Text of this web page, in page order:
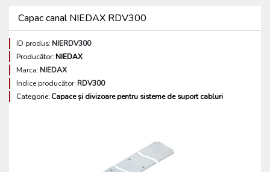
Capac canal NIEDAX RDV300
ID produs:NIERDV300
Producător:NIEDAX
Marca:NIEDAX
Indice producător:RDV300
Categorie: Capace și divizoare pentru sisteme de suport cabluri